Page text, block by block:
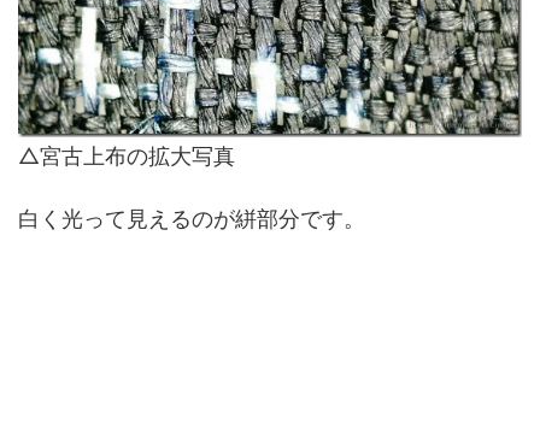
△宮古上布の拡大写真
白く光って見えるのが絣部分です。